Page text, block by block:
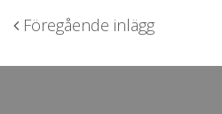
Inläggsnavigering
Föregående inlägg